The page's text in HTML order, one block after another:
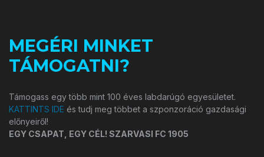
MEGÉRI MINKET
TÁMOGATNI?
Támogass egy több mint 100 éves labdarúgó egyesületet.
KATTINTS IDE és tudj meg többet a szponzoráció gazdasági
előnyeiről!
EGY CSAPAT, EGY CÉL! SZARVASI FC 1905